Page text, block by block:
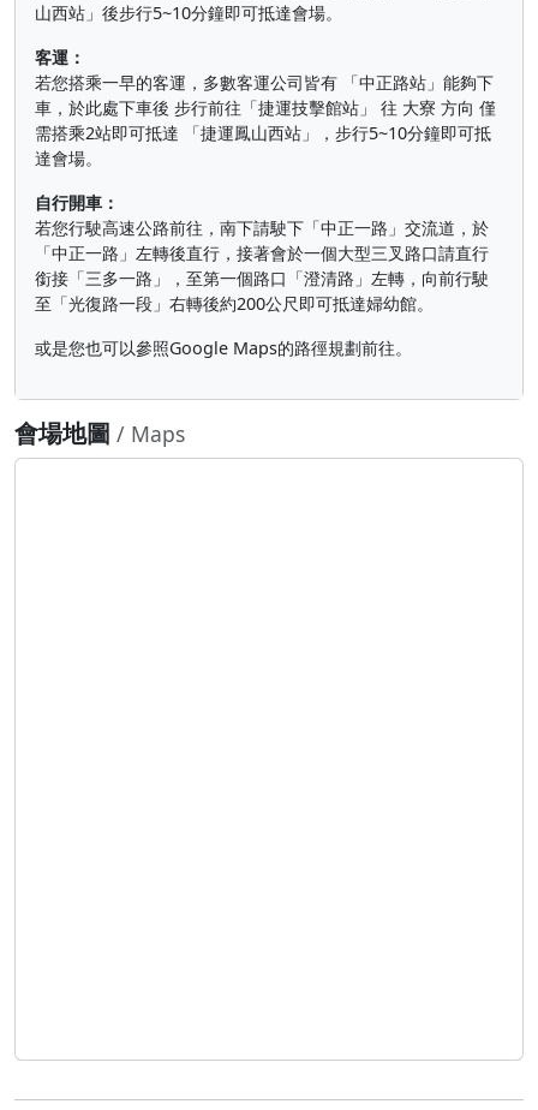
山西站」後步行5~10分鐘即可抵達會場。
客運：
若您搭乘一早的客運，多數客運公司皆有 「中正路站」能夠下
車，於此處下車後 步行前往「捷運技擊館站」 往 大寮 方向 僅
需搭乘2站即可抵達 「捷運鳳山西站」，步行5~10分鐘即可抵
達會場。
自行開車：
若您行駛高速公路前往，南下請駛下「中正一路」交流道，於
「中正一路」左轉後直行，接著會於一個大型三叉路口請直行
銜接「三多一路」，至第一個路口「澄清路」左轉，向前行駛
至「光復路一段」右轉後約200公尺即可抵達婦幼館。
或是您也可以參照Google Maps的路徑規劃前往。
會場地圖 / Maps